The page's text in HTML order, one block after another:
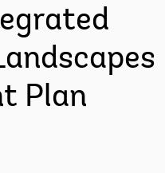
Plan